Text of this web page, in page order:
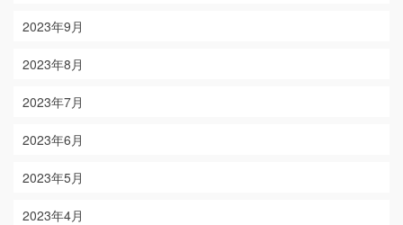
2023年9月
2023年8月
2023年7月
2023年6月
2023年5月
2023年4月